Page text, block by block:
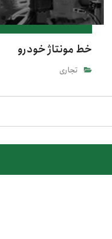
خط مونتاژ خودرو
تجاری